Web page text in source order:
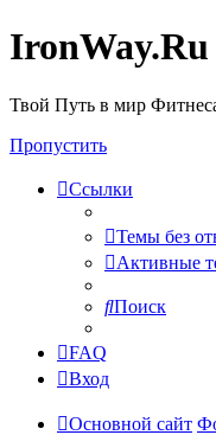
IronWay.Ru
Твой Путь в мир
Пропустить
Ссылки
Темы без
Активные
Поиск
FAQ
Вход
Основной сайт